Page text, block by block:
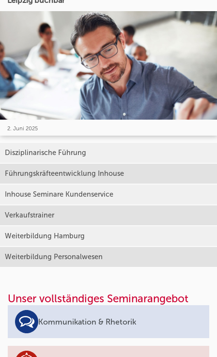
2. Juni 2025
Disziplinarische Führung
Führungskräfteentwicklung Inhouse
Inhouse Seminare Kundenservice
Verkaufstrainer
Weiterbildung Hamburg
Weiterbildung Personalwesen
Unser vollständiges Seminarangebot
Kommunikation & Rhetorik